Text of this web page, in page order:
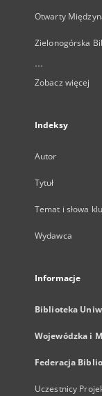
Otwarty
Zielonogórska
...
Zobacz więcej
Indeksy
Autor
Tytuł
Temat i słowa
Wydawca
Informacje
Biblioteka
Wojewódzka i
Federacja
Uczestnicy